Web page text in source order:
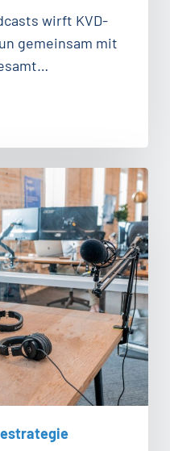
wirft KVD-
gemeinsam mit